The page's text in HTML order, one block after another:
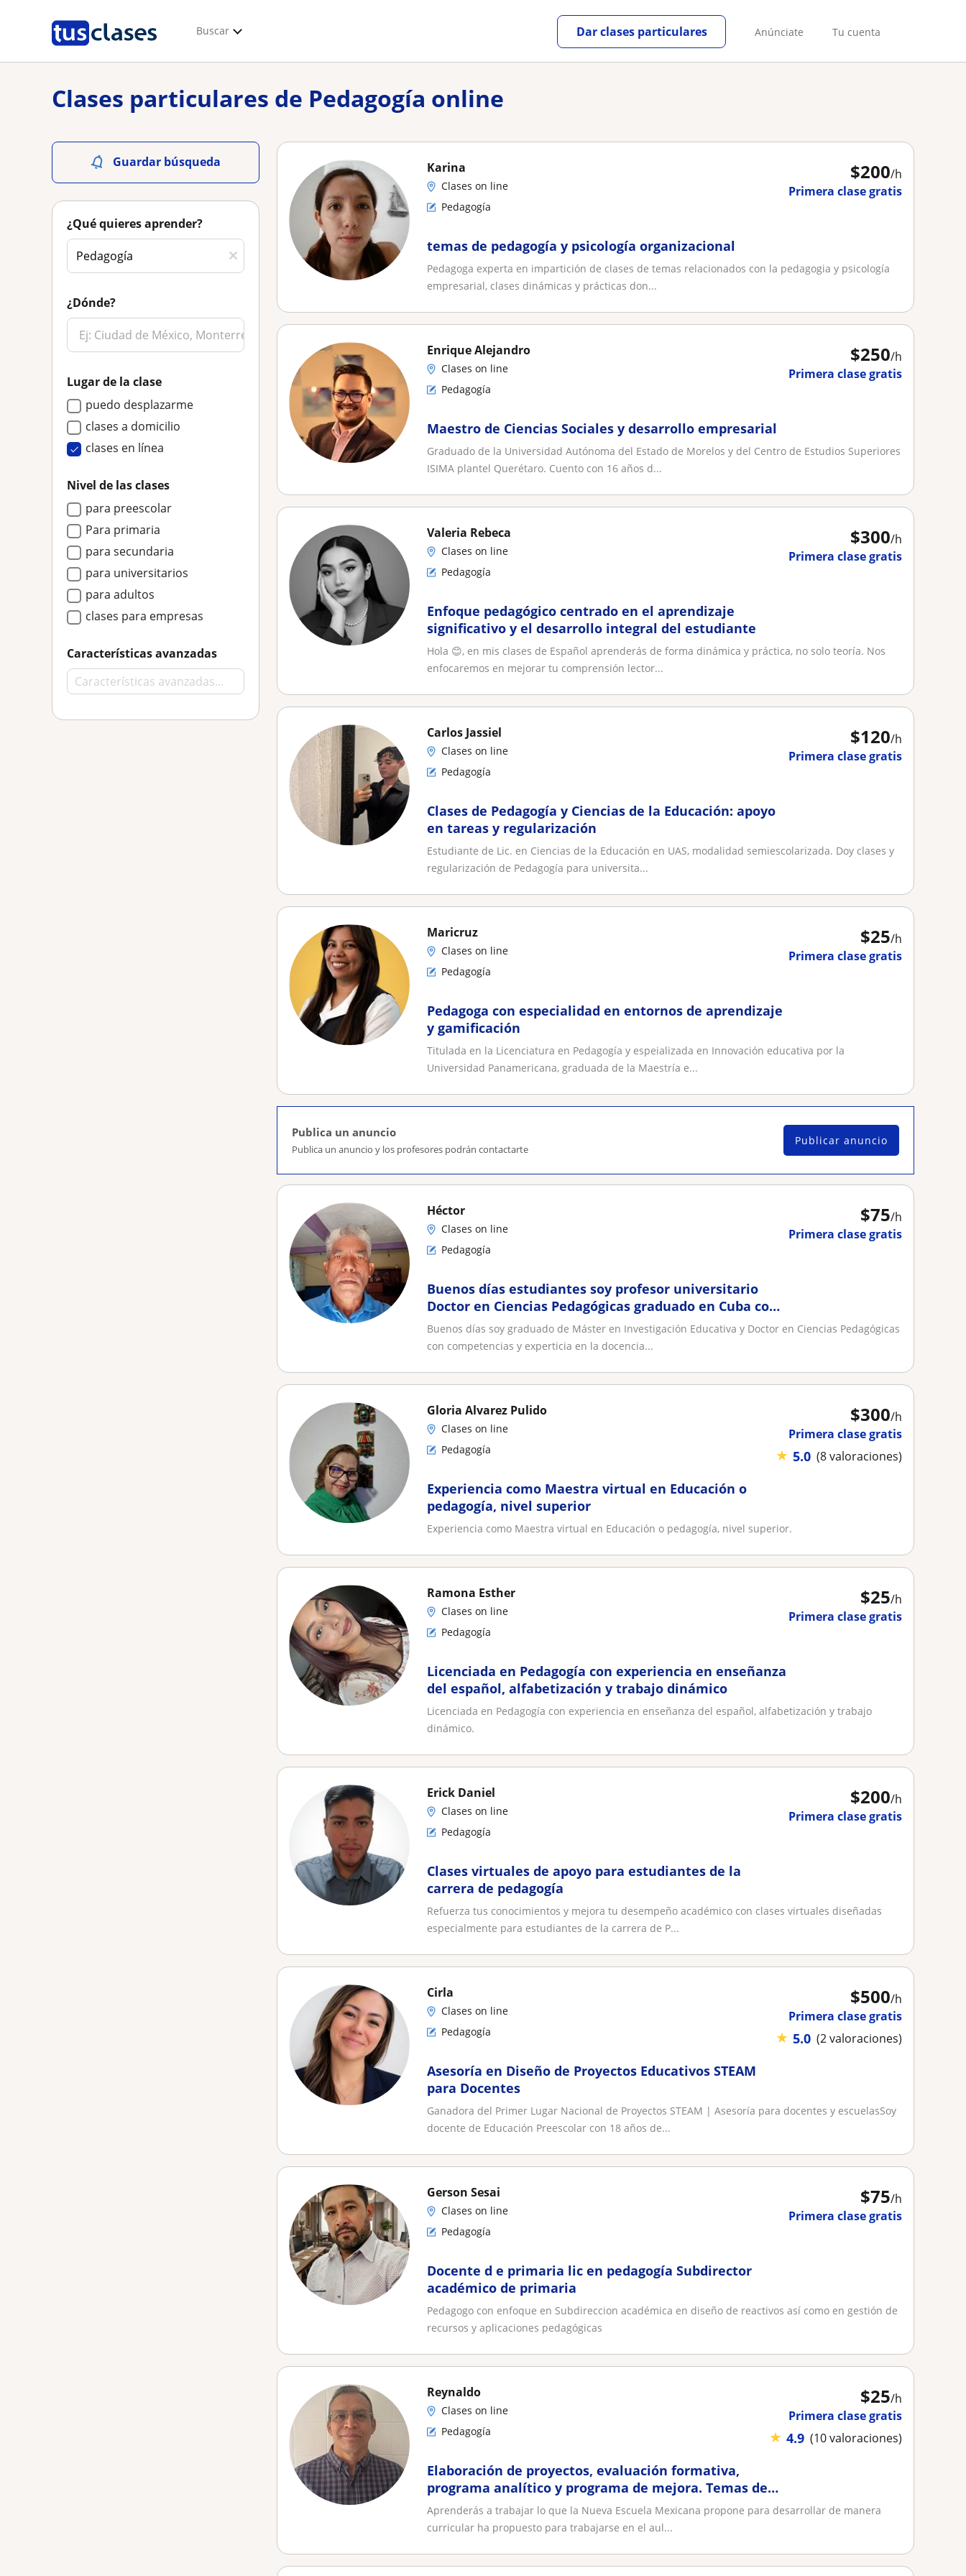
Buscar Anúnciate Tu cuenta
Dar clases particulares
Clases particulares de Pedagogía online
Guardar búsqueda
¿Qué quieres aprender?
¿Dónde?
Lugar de la clase
puedo desplazarme
clases a domicilio
clases en línea
Nivel de las clases
para preescolar
Para primaria
para secundaria
para universitarios
para adultos
clases para empresas
Características avanzadas
$200/h
Primera clase gratis
Karina
Clases on line
Pedagogía
temas de pedagogía y psicología organizacional
Pedagoga experta en impartición de clases de temas relacionados con la pedagogia y psicología
empresarial, clases dinámicas y prácticas don...
$250/h
Primera clase gratis
Enrique Alejandro
Clases on line
Pedagogía
Maestro de Ciencias Sociales y desarrollo empresarial
Graduado de la Universidad Autónoma del Estado de Morelos y del Centro de Estudios Superiores
ISIMA plantel Querétaro. Cuento con 16 años d...
$300/h
Primera clase gratis
Valeria Rebeca
Clases on line
Pedagogía
Enfoque pedagógico centrado en el aprendizaje
significativo y el desarrollo integral del estudiante
Hola 😊, en mis clases de Español aprenderás de forma dinámica y práctica, no solo teoría. Nos
enfocaremos en mejorar tu comprensión lector...
$120/h
Primera clase gratis
Carlos Jassiel
Clases on line
Pedagogía
Clases de Pedagogía y Ciencias de la Educación: apoyo
en tareas y regularización
Estudiante de Lic. en Ciencias de la Educación en UAS, modalidad semiescolarizada. Doy clases y
regularización de Pedagogía para universita...
$25/h
Primera clase gratis
Maricruz
Clases on line
Pedagogía
Pedagoga con especialidad en entornos de aprendizaje
y gamificación
Titulada en la Licenciatura en Pedagogía y espeializada en Innovación educativa por la
Universidad Panamericana, graduada de la Maestría e...
Publica un anuncio
Publica un anuncio y los profesores podrán contactarte
Publicar anuncio
$75/h
Primera clase gratis
Héctor
Clases on line
Pedagogía
Buenos días estudiantes soy profesor universitario
Doctor en Ciencias Pedagógicas graduado en Cuba con
competencias y experticia
Buenos días soy graduado de Máster en Investigación Educativa y Doctor en Ciencias Pedagógicas
con competencias y experticia en la docencia...
$300/h
Primera clase gratis
★ 5.0 (8 valoraciones)
Gloria Alvarez Pulido
Clases on line
Pedagogía
Experiencia como Maestra virtual en Educación o
pedagogía, nivel superior
Experiencia como Maestra virtual en Educación o pedagogía, nivel superior.
$25/h
Primera clase gratis
Ramona Esther
Clases on line
Pedagogía
Licenciada en Pedagogía con experiencia en enseñanza
del español, alfabetización y trabajo dinámico
Licenciada en Pedagogía con experiencia en enseñanza del español, alfabetización y trabajo
dinámico.
$200/h
Primera clase gratis
Erick Daniel
Clases on line
Pedagogía
Clases virtuales de apoyo para estudiantes de la
carrera de pedagogía
Refuerza tus conocimientos y mejora tu desempeño académico con clases virtuales diseñadas
especialmente para estudiantes de la carrera de P...
$500/h
Primera clase gratis
★ 5.0 (2 valoraciones)
Cirla
Clases on line
Pedagogía
Asesoría en Diseño de Proyectos Educativos STEAM
para Docentes
Ganadora del Primer Lugar Nacional de Proyectos STEAM | Asesoría para docentes y escuelasSoy
docente de Educación Preescolar con 18 años de...
$75/h
Primera clase gratis
Gerson Sesai
Clases on line
Pedagogía
Docente d e primaria lic en pedagogía Subdirector
académico de primaria
Pedagogo con enfoque en Subdireccion académica en diseño de reactivos así como en gestión de
recursos y aplicaciones pedagógicas
$25/h
Primera clase gratis
★ 4.9 (10 valoraciones)
Reynaldo
Clases on line
Pedagogía
Elaboración de proyectos, evaluación formativa,
programa analítico y programa de mejora. Temas de
CTE y utilización de la IA
Aprenderás a trabajar lo que la Nueva Escuela Mexicana propone para desarrollar de manera
curricular ha propuesto para trabajarse en el aul...